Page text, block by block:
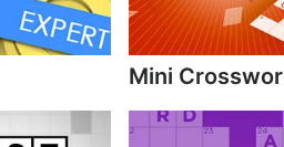
Mini